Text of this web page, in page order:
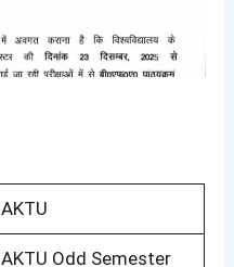
AKTU
AKTU Odd Semester